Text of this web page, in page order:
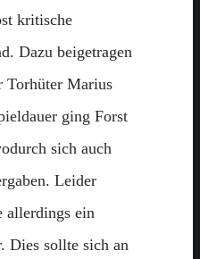
kritische
Dazu beigetragen
Torhüter Marius
ging Forst
sich auch
Leider
allerdings ein
Dies sollte sich an